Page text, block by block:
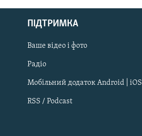
Русский
Qırımtatar
ДОЛУЧАЙСЯ!
ПІДТРИМКА
Ваше відео і фото
Радіо
Мобільний додаток Android | iOS
RSS / Podcast